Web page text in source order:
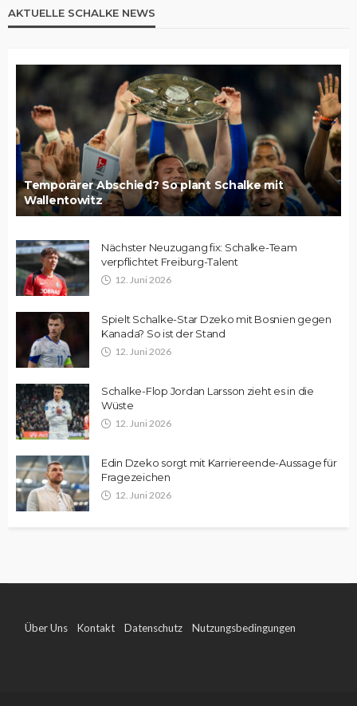
AKTUELLE SCHALKE NEWS
Temporärer Abschied? So plant Schalke mit
Wallentowitz
Nächster Neuzugang fix: Schalke-Team
verpflichtet Freiburg-Talent
12. Juni 2026
Spielt Schalke-Star Dzeko mit Bosnien gegen
Kanada? So ist der Stand
12. Juni 2026
Schalke-Flop Jordan Larsson zieht es in die
Wüste
12. Juni 2026
Edin Dzeko sorgt mit Karriereende-Aussage für
Fragezeichen
12. Juni 2026
Über Uns Kontakt Datenschutz Nutzungsbedingungen